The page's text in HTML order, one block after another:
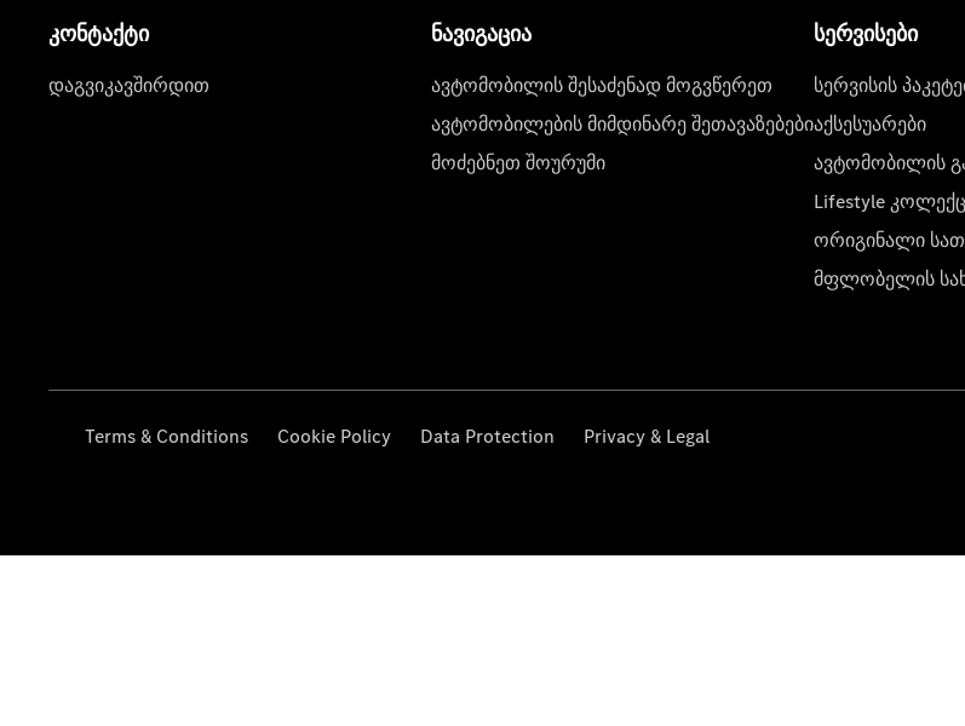
კონტაქტი
დაგვიკავშირდით
ნავიგაცია
ავტომობილის შესაძენად მოგვწერეთ
ავტომობილების მიმდინარე შეთავაზებები
მოძებნეთ შოურუმი
სერვისები
სერვისის
აქსესუარები
ავტომობილის
Lifestyle
ორიგინალი
მფლობელის
Terms & Conditions Cookie Policy Data Protection Privacy & Legal